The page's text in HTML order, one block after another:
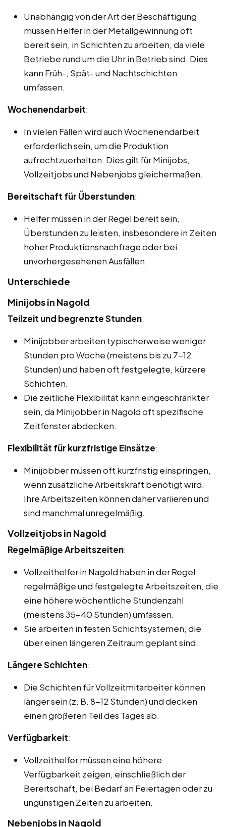
Unabhängig von der Art der Beschäftigung
müssen Helfer in der Metallgewinnung oft
bereit sein, in Schichten zu arbeiten, da viele
Betriebe rund um die Uhr in Betrieb sind. Dies
kann Früh-, Spät- und Nachtschichten
umfassen.
Wochenendarbeit:
In vielen Fällen wird auch Wochenendarbeit
erforderlich sein, um die Produktion
aufrechtzuerhalten. Dies gilt für Minijobs,
Vollzeitjobs und Nebenjobs gleichermaßen.
Bereitschaft für Überstunden:
Helfer müssen in der Regel bereit sein,
Überstunden zu leisten, insbesondere in Zeiten
hoher Produktionsnachfrage oder bei
unvorhergesehenen Ausfällen.
Unterschiede
Minijobs in Nagold
Teilzeit und begrenzte Stunden:
Minijobber arbeiten typischerweise weniger
Stunden pro Woche (meistens bis zu 7-12
Stunden) und haben oft festgelegte, kürzere
Schichten.
Die zeitliche Flexibilität kann eingeschränkter
sein, da Minijobber in Nagold oft spezifische
Zeitfenster abdecken.
Flexibilität für kurzfristige Einsätze:
Minijobber müssen oft kurzfristig einspringen,
wenn zusätzliche Arbeitskraft benötigt wird.
Ihre Arbeitszeiten können daher variieren und
sind manchmal unregelmäßig.
Vollzeitjobs in Nagold
Regelmäßige Arbeitszeiten:
Vollzeithelfer in Nagold haben in der Regel
regelmäßige und festgelegte Arbeitszeiten, die
eine höhere wöchentliche Stundenzahl
(meistens 35-40 Stunden) umfassen.
Sie arbeiten in festen Schichtsystemen, die
über einen längeren Zeitraum geplant sind.
Längere Schichten:
Die Schichten für Vollzeitmitarbeiter können
länger sein (z. B. 8-12 Stunden) und decken
einen größeren Teil des Tages ab.
Verfügbarkeit:
Vollzeithelfer müssen eine höhere
Verfügbarkeit zeigen, einschließlich der
Bereitschaft, bei Bedarf an Feiertagen oder zu
ungünstigen Zeiten zu arbeiten.
Nebenjobs in Nagold